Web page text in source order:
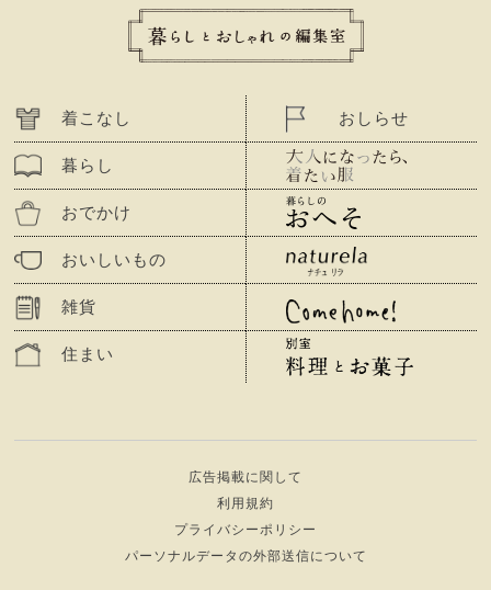
着こなし
暮らし
おでかけ
おいしいもの
雑貨
住まい
おしらせ
広告掲載に関して
利用規約
プライバシーポリシー
パーソナルデータの外部送信について